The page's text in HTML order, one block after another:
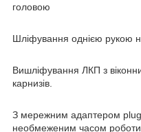
головою
Шліфування однією рукою
Вишліфування ЛКП з
карнизів.
З мережним адаптером
необмеженим часом